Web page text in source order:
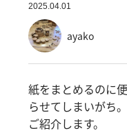
2025.04.01
ayako
紙をまとめるのに
らせてしまいがち
ご紹介します。